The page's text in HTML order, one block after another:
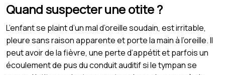
Quand suspecter une otite ?
L’enfant se plaint d’un mal d’oreille soudain, est irritable,
pleure sans raison apparente et porte la main à l’oreille. Il
peut avoir de la fièvre, une perte d’appétit et parfois un
écoulement de pus du conduit auditif si le tympan se